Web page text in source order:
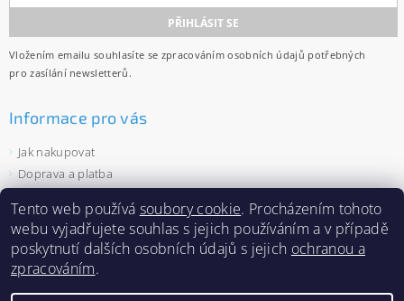
Vložením emailu souhlasíte se zpracováním osobních údajů potřebných
pro zasílání newsletterů.
Informace pro vás
Jak nakupovat
Doprava a platba
Ochrana osobních údajů
Velkoobchod
Zásady používání souborů cookies
Tento web používá soubory cookie. Procházením tohoto
webu vyjadřujete souhlas s jejich používáním a v případě
poskytnutí dalších osobních údajů s jejich ochranou a
zpracováním.